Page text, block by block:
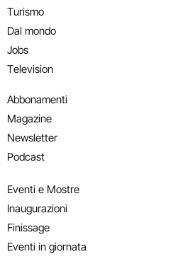
Turismo
Dal mondo
Jobs
Television
Abbonamenti
Magazine
Newsletter
Podcast
Eventi e Mostre
Inaugurazioni
Finissage
Eventi in giornata